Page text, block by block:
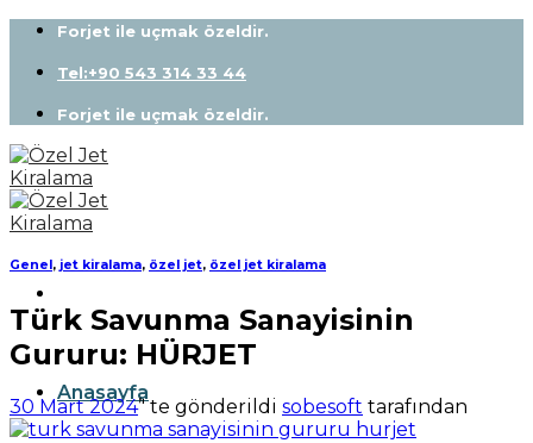
Skip
content
Forjet ile uçmak özeldir.
Tel:+90 543 314 33 44
Forjet ile uçmak özeldir.
Anasayfa
Genel, jet kiralama, özel jet, özel jet kiralama
Türk Savunma Sanayisinin
Gururu: HÜRJET
30 Mart 2024’' te gönderildi sobesoft tarafından